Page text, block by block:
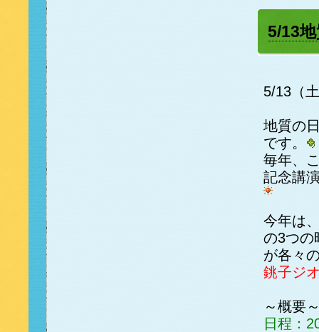
5/13
5/13（
地質の
です。
毎年、
記念講
今年は
の3つの
が各々
銚子ジ
～概要
日程：